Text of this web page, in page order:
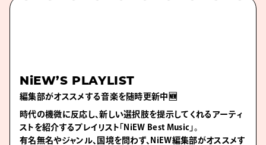
NiEW’S PLAYLIST
編集部がオススメする音楽を随時更新中🆕
時代の機微に反応し、新しい選択肢を提示してくれるアーティ
ストを紹介するプレイリスト「NiEW Best Music」。
有名無名やジャンル、国境を問わず、NiEW編集部がオススメす